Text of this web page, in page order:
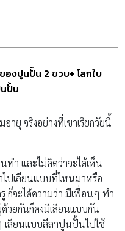
งปูนปั้น 2 ขวบ+ โลกใบ
ปั้น
ยุ จริงอย่างที่เขาเรียกวัยนี้
ทำ และไม่คิดว่าจะได้เห็น
ไปเลียนแบบที่ไหนมาหรือ
ก็จะได้ความว่า มีเพื่อนๆ ทำ
ด้วยกันก็คงมีเลียนแบบกัน
เลียนแบบลีลาปูนปั้นไปใช้